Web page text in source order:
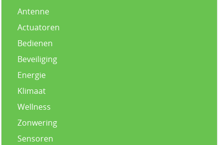
Antenne
Actuatoren
Bedienen
Beveiliging
Energie
Klimaat
Wellness
Zonwering
Sensoren